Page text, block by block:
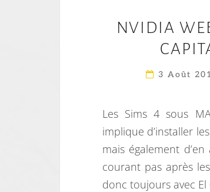
NVIDIA
3 Août
Les Sims 4 sous
implique d’installer
mais également
courant pas après
donc toujours avec El